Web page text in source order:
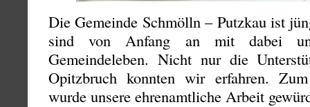
Die Gemeinde Schmölln – Putzkau ist
sind von Anfang an mit dabei
Gemeindeleben. Nicht nur die
Opitzbruch konnten wir erfahren.
wurde unsere ehrenamtliche Arbeit